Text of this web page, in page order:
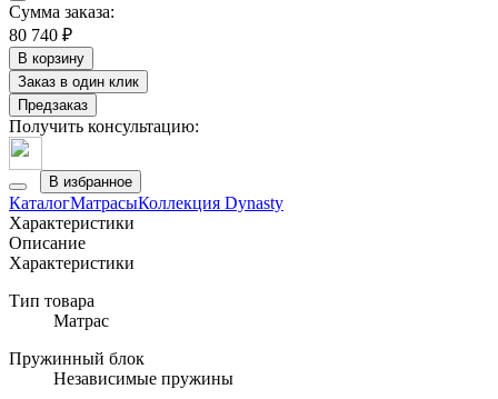
Сумма заказа:
80 740 ₽
В корзину
Заказ в один клик
Предзаказ
Получить консультацию:
В избранное
КаталогМатрасыКоллекция Dynasty
Характеристики
Описание
Характеристики
Тип товара
Матрас
Пружинный блок
Независимые пружины